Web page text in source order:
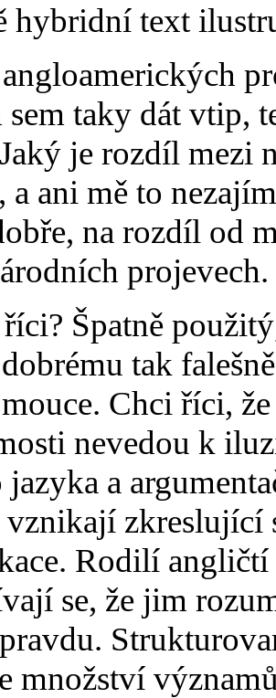
hybridní text
taky dát vtip,
je rozdíl mezi
ani mě to
na rozdíl od
projevech.
Špatně
tak
Chci říci,
nevedou k
jazyka a
vznikají zkreslující
Rodilí
se, že jim
množství